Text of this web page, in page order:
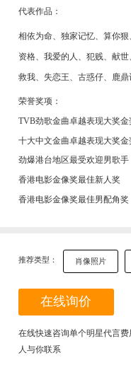
代表作品：
相依为命、独家记忆、算你
资格、我爱的人、犯贱、献
救我、失恋王、古惑仔、鹿鼎
荣誉奖项：
TVB劲歌金曲卓越表现大奖金
十大中文金曲卓越表现大奖金
劲爆港台地区最受欢迎男歌手
香港电影金像奖最佳新人奖
香港电影金像奖最佳男配角奖
推荐类型： 肖像照片
在线询价
在线快速咨询单个明星代言
人与你联系